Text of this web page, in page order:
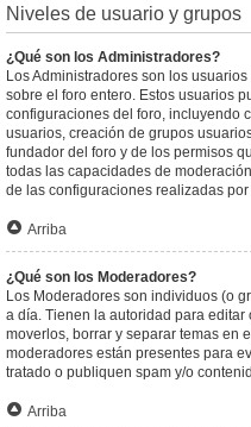
Niveles de usuario y grupos
¿Qué son los Administradores?
Los Administradores son los
sobre el foro entero. Estos usuarios
configuraciones del foro, incluyendo
usuarios, creación de grupos
fundador del foro y de los permisos
todas las capacidades de
de las configuraciones realizadas
Arriba
¿Qué son los Moderadores?
Los Moderadores son individuos (o
a día. Tienen la autoridad para
moverlos, borrar y separar temas en
moderadores están presentes para
tratado o publiquen spam y/o
Arriba